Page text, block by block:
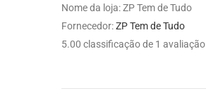
Nome da loja:ZP Tem de Tudo
Fornecedor:ZP Tem de Tudo
5.00 classificação de 1 avaliação